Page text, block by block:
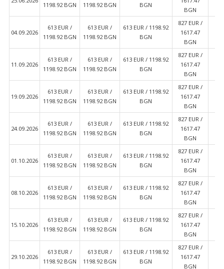
1198.92 BGN
1198.92 BGN
BGN
BGN
04.09.2026
613 EUR /
1198.92 BGN
613 EUR /
1198.92 BGN
613 EUR / 1198.92
BGN
827 EUR /
1617.47
BGN
11.09.2026
613 EUR /
1198.92 BGN
613 EUR /
1198.92 BGN
613 EUR / 1198.92
BGN
827 EUR /
1617.47
BGN
19.09.2026
613 EUR /
1198.92 BGN
613 EUR /
1198.92 BGN
613 EUR / 1198.92
BGN
827 EUR /
1617.47
BGN
24.09.2026
613 EUR /
1198.92 BGN
613 EUR /
1198.92 BGN
613 EUR / 1198.92
BGN
827 EUR /
1617.47
BGN
01.10.2026
613 EUR /
1198.92 BGN
613 EUR /
1198.92 BGN
613 EUR / 1198.92
BGN
827 EUR /
1617.47
BGN
08.10.2026
613 EUR /
1198.92 BGN
613 EUR /
1198.92 BGN
613 EUR / 1198.92
BGN
827 EUR /
1617.47
BGN
15.10.2026
613 EUR /
1198.92 BGN
613 EUR /
1198.92 BGN
613 EUR / 1198.92
BGN
827 EUR /
1617.47
BGN
29.10.2026
613 EUR /
1198.92 BGN
613 EUR /
1198.92 BGN
613 EUR / 1198.92
BGN
827 EUR /
1617.47
BGN